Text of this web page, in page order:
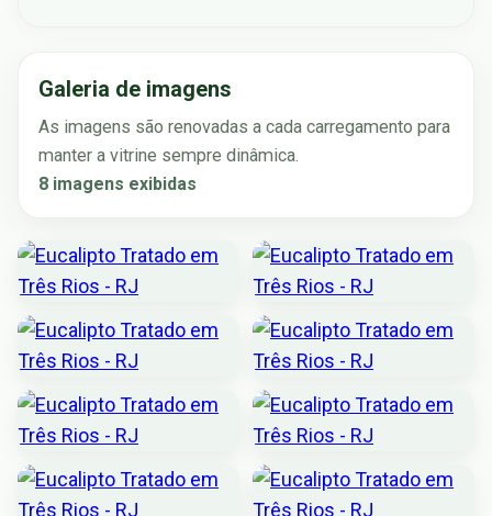
Galeria de imagens
As imagens são renovadas a cada carregamento para
manter a vitrine sempre dinâmica.
8 imagens exibidas